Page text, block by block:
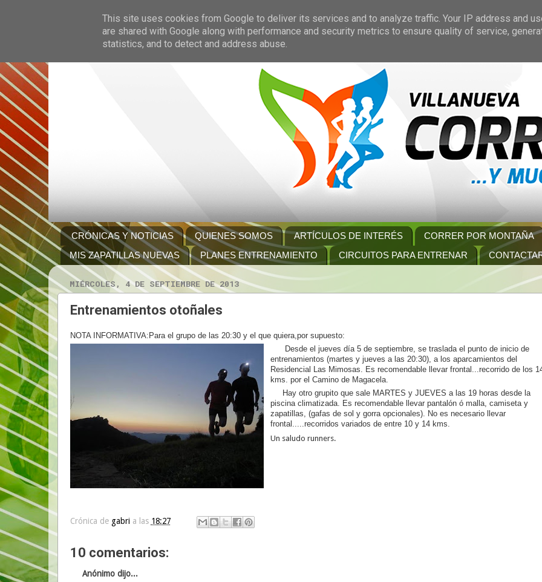
CRÓNICAS Y NOTICIAS QUIENES SOMOS ARTÍCULOS DE INTERÉS
CORRER POR MONTAÑA
MIS ZAPATILLAS NUEVAS
PLANES ENTRENAMIENTO CIRCUITOS PARA ENTRENAR
MIÉRCOLES, 4 DE SEPTIEMBRE DE 2013
Entrenamientos otoñales
NOTA INFORMATIVA:Para el grupo de las 20:30 y el que quiera,por supuesto:
Desde el jueves día 5 de septiembre, se traslada el punto de inicio de
entrenamientos (martes y jueves a las 20:30), a los aparcamientos del
Residencial Las Mimosas. Es recomendable llevar frontal...recorrido de los
kms. por el Camino de Magacela.
Hay otro grupito que sale MARTES y JUEVES a las 19 horas desde la
piscina climatizada. Es recomendable llevar pantalón ó malla, camiseta y
zapatillas, (gafas de sol y gorra opcionales). No es necesario llevar
frontal.....recorridos variados de entre 10 y 14 kms.
Un saludo runners.
Crónica de gabri a las 18:27
10 comentarios:
Anónimo dijo...
This site uses cookies from Google to deliver its services and to analyze traffic. Your IP address and
are shared with Google along with performance and security metrics to ensure quality of service,
statistics, and to detect and address abuse.